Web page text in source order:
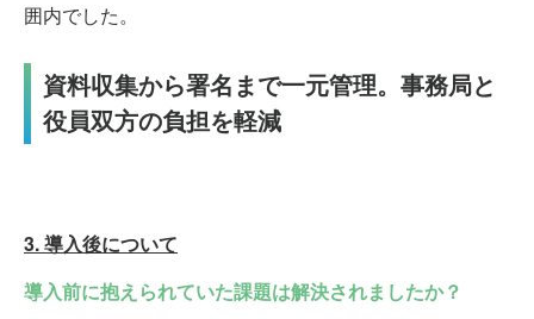
囲内でした。
資料収集から署名まで一元管理。事務局と
役員双方の負担を軽減
3. 導入後について
導入前に抱えられていた課題は解決されましたか？